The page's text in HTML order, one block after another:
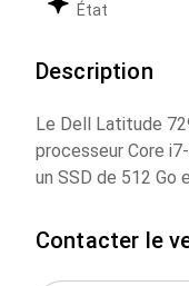
État
Description
Le Dell Latitude
processeur Core
un SSD de 512 Go
préinstallé, fournis
Contacter le